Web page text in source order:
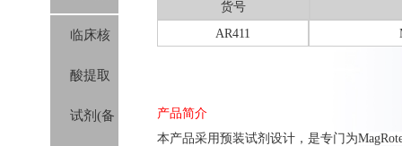
临床核
酸提取
试剂(备
货号
AR411
产品简介
本产品采用预装试剂设计，是专门为